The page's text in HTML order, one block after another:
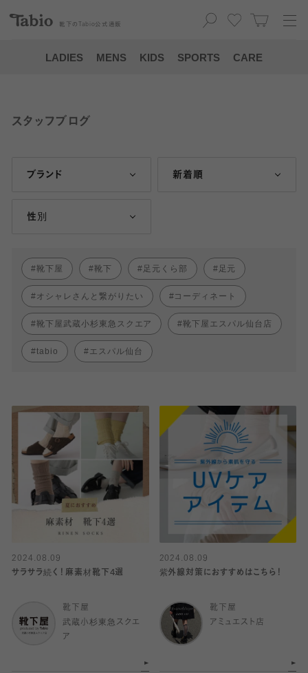
靴下の Tabio 公式通販
LADIES MENS KIDS SPORTS CARE
スタッフブログ
ブランド 新着順
性別
靴下屋 靴下 足元くら部 足元
オシャレさんと繋がりたい コーディネート
靴下屋武蔵小杉東急スクエア 靴下屋エスパル仙台店
tabio エスパル仙台
2024.08.09
サラサラ続く！麻素材靴下4選
靴下屋
武蔵小杉東急スクエ
ア
2024.08.09
紫外線対策におすすめはこちら！
靴下屋
アミュエスト店